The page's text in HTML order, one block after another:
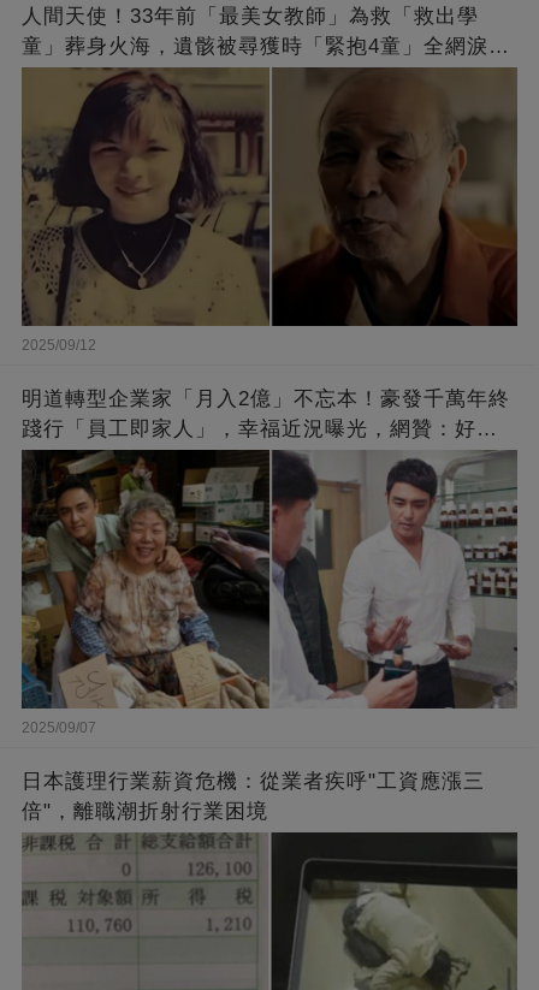
人間天使！33年前「最美女教師」為救「救出學
童」葬身火海，遺骸被尋獲時「緊抱4童」全網淚
崩：真正的英雄不該被遺忘
2025/09/12
明道轉型企業家「月入2億」不忘本！豪發千萬年終
踐行「員工即家人」，幸福近況曝光，網贊：好老
闆的福報
2025/09/07
日本護理行業薪資危機：從業者疾呼"工資應漲三
倍"，離職潮折射行業困境